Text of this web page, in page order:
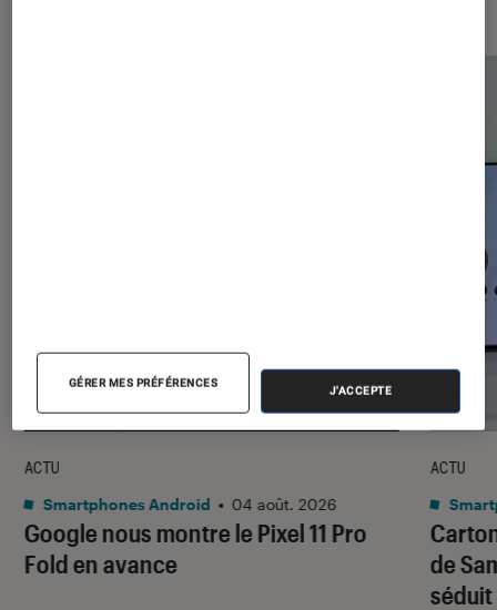
Google nous montre le Pixel 11 Pro
Fold en avance
ACTU
Smartphones Android • 04 août. 2026
de
ACTU
GÉRER MES PRÉFÉRENCES
J'ACCEPTE